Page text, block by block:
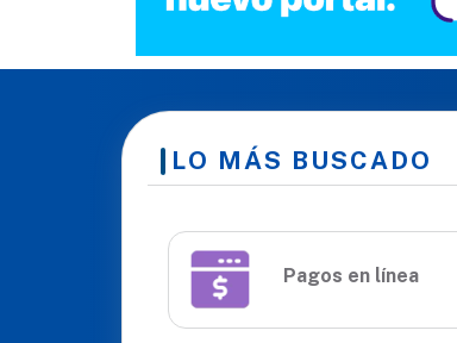
LO MÁS BUSCADO
Pagos en línea